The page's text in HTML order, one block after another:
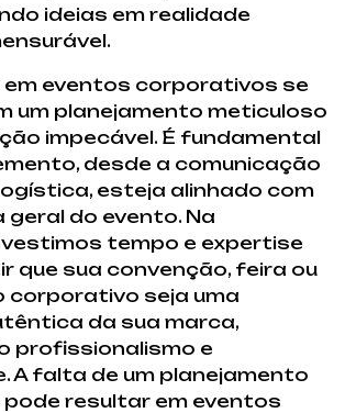
ideias em realidade
em eventos corporativos se
um planejamento meticuloso
impecável. É fundamental
desde a comunicação
esteja alinhado com
do evento. Na
tempo e expertise
que sua convenção, feira ou
corporativo seja uma
da sua marca,
profissionalismo e
A falta de um planejamento
resultar em eventos